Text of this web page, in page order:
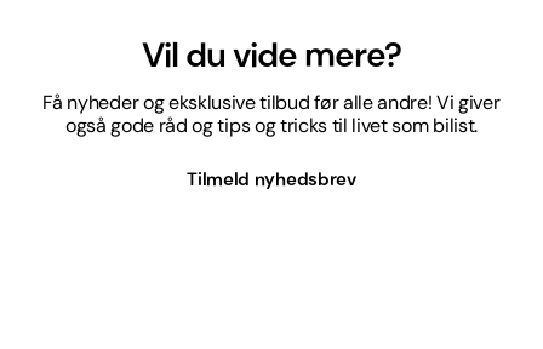
Vil du vide mere?
Få nyheder og eksklusive tilbud før alle andre! Vi giver
også gode råd og tips og tricks til livet som bilist.
Tilmeld nyhedsbrev